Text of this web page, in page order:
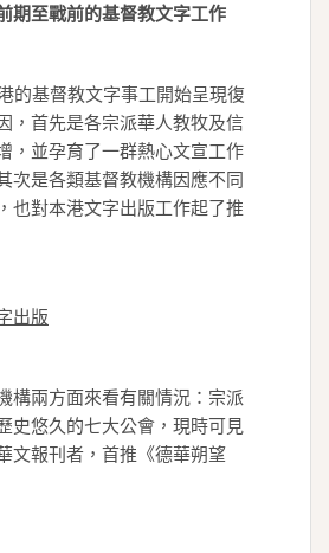
期至戰前的基督教文字工作
的基督教文字事工開始呈現復
，首先是各宗派華人教牧及信
，並孕育了一群熱心文宣工作
次是各類基督教機構因應不同
也對本港文字出版工作起了推
出版
構兩方面來看有關情況：宗派
史悠久的七大公會，現時可見
文報刊者，首推《德華朔望